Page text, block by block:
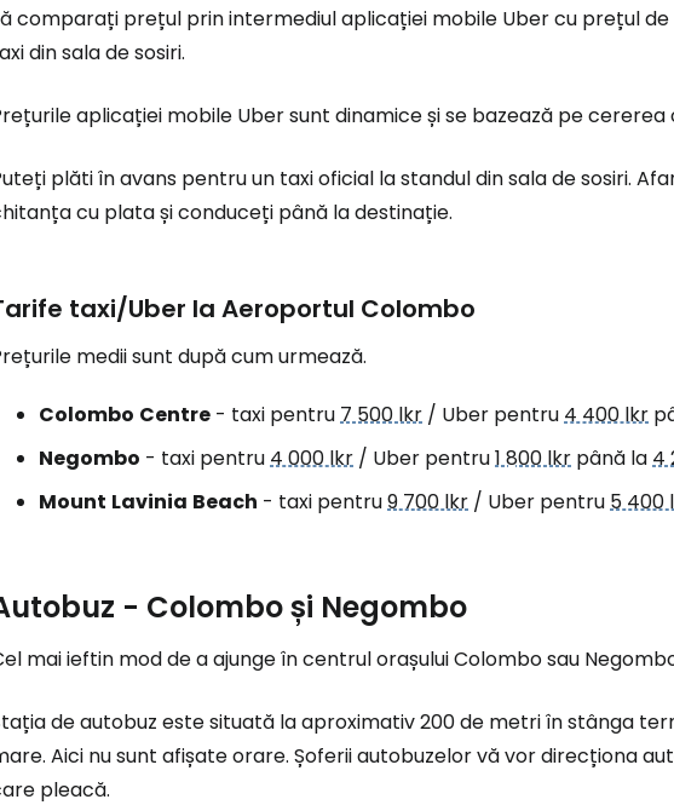
comparați prețul prin intermediul aplicației mobile Uber cu prețul
din sala de sosiri.
aplicației mobile Uber sunt dinamice și se bazează pe cererea
plăti în avans pentru un taxi oficial la standul din sala de sosiri.
cu plata și conduceți până la destinație.
taxi/Uber la Aeroportul Colombo
medii sunt după cum urmează.
Colombo Centre - taxi pentru7 500 lkr / Uber pentru4 400 lkr
Negombo - taxi pentru4 000 lkr / Uber pentru1 800 lkr până la4
Mount Lavinia Beach - taxi pentru9 700 lkr / Uber pentru5 400
- Colombo și Negombo
mai ieftin mod de a ajunge în centrul orașului Colombo sau
de autobuz este situată la aproximativ 200 de metri în stânga
Aici nu sunt afișate orare. Șoferii autobuzelor vă vor direcționa
pleacă.